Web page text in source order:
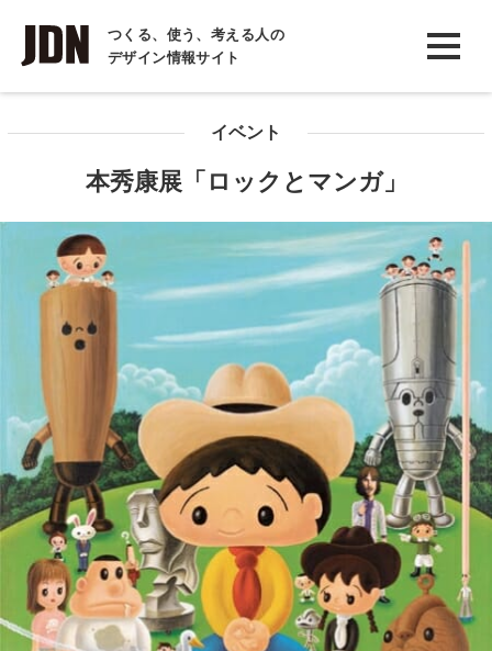
つくる、使う、考える人の
デザイン情報サイト
INTERVIEW
インタビュー
コラム
イベント
本秀康展「ロックとマンガ」